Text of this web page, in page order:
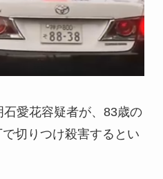
愛花容疑者が、83歳の
切りつけ殺害するとい